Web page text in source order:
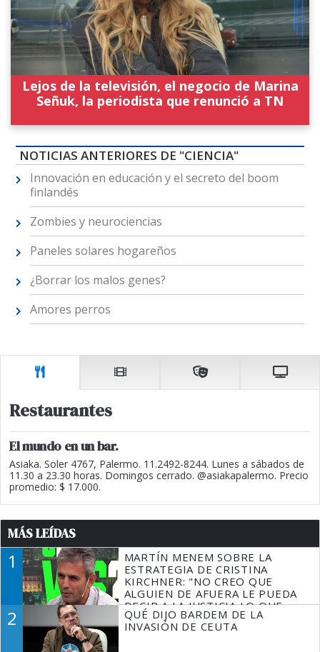
Lejos de la televisión, el negocio de Marina
Señuk, la periodista que renunció a TN
NOTICIAS ANTERIORES DE "CIENCIA"
Innovación en educación y el secreto del boom
finlandés
Zombies y neurociencias
Paneles solares hogareños
¿Borrar los malos genes?
Amores perros
Restaurantes
El mundo en un bar.
Asiaka. Soler 4767, Palermo. 11.2492-8244. Lunes a sábados de
11.30 a 23.30 horas. Domingos cerrado. @asiakapalermo. Precio
promedio: $ 17.000.
MÁS LEÍDAS
1
MARTÍN MENEM SOBRE LA
ESTRATEGIA DE CRISTINA
KIRCHNER: "NO CREO QUE
ALGUIEN DE AFUERA LE PUEDA
DECIR A LA JUSTICIA LO QUE
TIENE QUE HACER"
2
QUÉ DIJO BARDEM DE LA
INVASIÓN DE CEUTA